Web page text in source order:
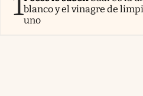
blanco y el vinagre de
uno